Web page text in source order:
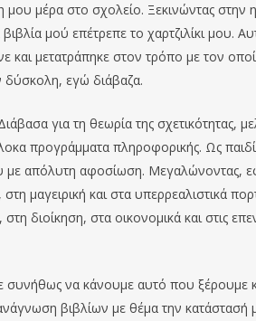
μέρα στο σχολείο. Ξεκινώντας στην
μού επέτρεπε το χαρτζιλίκι μου.
και μετατράπηκε στον τρόπο με τον
δύσκολη, εγώ διάβαζα.
για τη θεωρία της σχετικότητας,
προγράμματα πληροφορικής. Ως
απόλυτη αφοσίωση. Μεγαλώνοντας,
μαγειρική και στα υπερρεαλιστικά
διοίκηση, στα οικονομικά και στις
να κάνουμε αυτό που ξέρουμε
βιβλίων με θέμα την